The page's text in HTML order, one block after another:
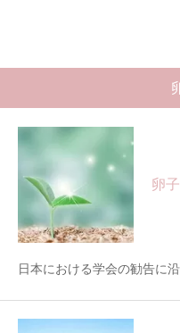
卵
日本における学会の勧告に